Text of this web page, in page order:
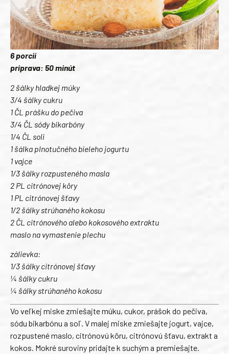
6 porcií
príprava: 50 minút
2 šálky hladkej múky
3/4 šálky cukru
1 ČL prášku do pečiva
3/4 ČL sódy bikarbóny
1/4 ČL soli
1 šálka plnotučného bieleho jogurtu
1 vajce
1/3 šálky rozpusteného masla
2 PL citrónovej kôry
1 PL citrónovej šťavy
1/2 šálky strúhaného kokosu
2 ČL citrónového alebo kokosového extraktu
maslo na vymastenie plechu
zálievka:
1/3 šálky citrónovej šťavy
¼ šálky cukru
¼ šálky strúhaného kokosu
Vo veľkej miske zmiešajte múku, cukor, prášok do pečiva,
sódu bikarbónu a soľ. V malej miske zmiešajte jogurt, vajce,
rozpustené maslo, citrónovú kôru, citrónovú šťavu, extrakt a
kokos. Mokré suroviny pridajte k suchým a premiešajte.